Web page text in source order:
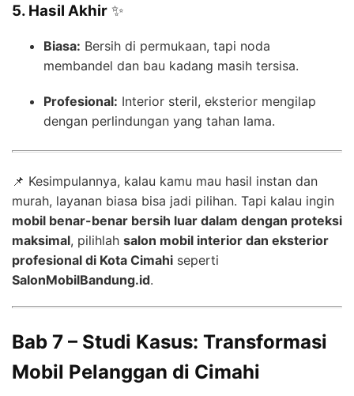
5. Hasil Akhir ✨
Biasa: Bersih di permukaan, tapi noda
membandel dan bau kadang masih tersisa.
Profesional: Interior steril, eksterior mengilap
dengan perlindungan yang tahan lama.
📌 Kesimpulannya, kalau kamu mau hasil instan dan
murah, layanan biasa bisa jadi pilihan. Tapi kalau ingin
mobil benar-benar bersih luar dalam dengan proteksi
maksimal, pilihlah salon mobil interior dan eksterior
profesional di Kota Cimahi seperti
SalonMobilBandung.id.
Bab 7 – Studi Kasus: Transformasi
Mobil Pelanggan di Cimahi